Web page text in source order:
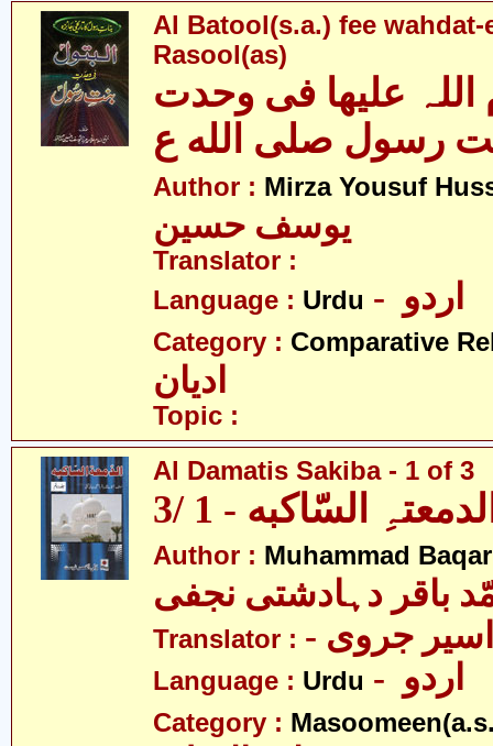
Al Batool(s.a.) fee wahdat-
Rasool(as)
اللہ علیھا فی وحدت
رسول صلى الله ع
Author : Mirza Yousuf
یوسف حسین
Translator :
Language : Urdu
Category : Comparative
ادیان
Topic :
Al Damatis Sakiba - 1 of 3
السّاکبه - 1 /3
Author : Muhammad
باقر دہادشتی نجفی
Translator : اسیر جروی
Language : Urdu
Category :